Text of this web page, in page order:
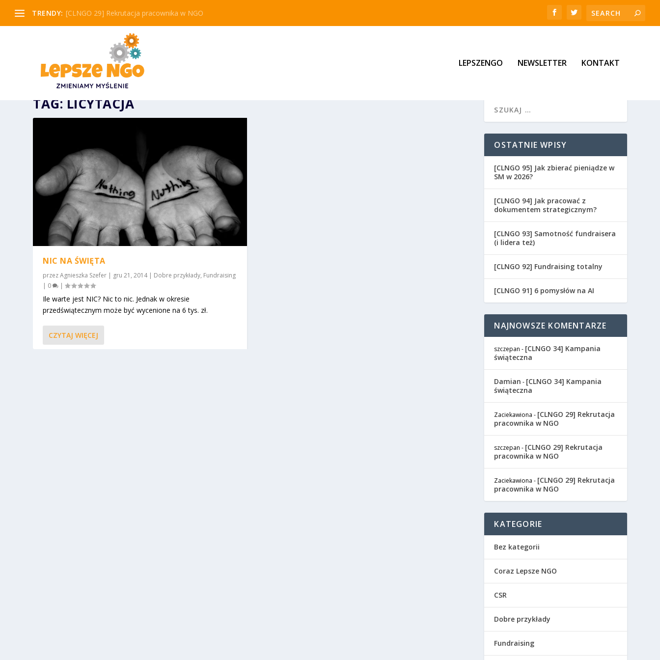
TRENDY: [CLNGO 29] Rekrutacja pracownika w NGO
LEPSZENGO NEWSLETTER KONTAKT
TAG: LICYTACJA
NIC NA ŚWIĘTA
przezAgnieszka Szefer | gru 21, 2014| Dobre przykłady, Fundraising
| 0 |
Ile warte jest NIC? Nic to nic. Jednak w okresie
przedświątecznym może być wycenione na 6 tys. zł.
CZYTAJ WIĘCEJ
OSTATNIE WPISY
[CLNGO 95] Jak zbierać pieniądze w
SM w 2026?
[CLNGO 94] Jak pracować z
dokumentem strategicznym?
[CLNGO 93] Samotność fundraisera
(i lidera też)
[CLNGO 92] Fundraising totalny
[CLNGO 91] 6 pomysłów na AI
NAJNOWSZE KOMENTARZE
szczepan - [CLNGO 34] Kampania
świąteczna
Damian - [CLNGO 34] Kampania
świąteczna
Zaciekawiona - [CLNGO 29] Rekrutacja
pracownika w NGO
szczepan - [CLNGO 29] Rekrutacja
pracownika w NGO
Zaciekawiona - [CLNGO 29] Rekrutacja
pracownika w NGO
KATEGORIE
Bez kategorii
Coraz Lepsze NGO
CSR
Dobre przykłady
Fundraising